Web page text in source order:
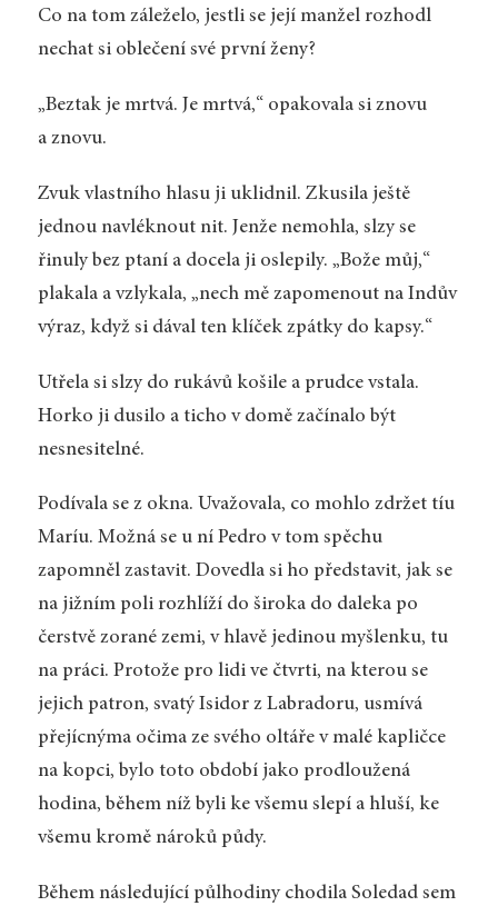
Co na tom záleželo, jestli se její manžel rozhodl
nechat si oblečení své první ženy?
„Beztak je mrtvá. Je mrtvá,“ opakovala si znovu
a znovu.
Zvuk vlastního hlasu ji uklidnil. Zkusila ještě
jednou navléknout nit. Jenže nemohla, slzy se
řinuly bez ptaní a docela ji oslepily. „Bože můj,“
plakala a vzlykala, „nech mě zapomenout na Indův
výraz, když si dával ten klíček zpátky do kapsy.“
Utřela si slzy do rukávů košile a prudce vstala.
Horko ji dusilo a ticho v domě začínalo být
nesnesitelné.
Podívala se z okna. Uvažovala, co mohlo zdržet tíu
Maríu. Možná se u ní Pedro v tom spěchu
zapomněl zastavit. Dovedla si ho představit, jak se
na jižním poli rozhlíží do široka do daleka po
čerstvě zorané zemi, v hlavě jedinou myšlenku, tu
na práci. Protože pro lidi ve čtvrti, na kterou se
jejich patron, svatý Isidor z Labradoru, usmívá
přejícnýma očima ze svého oltáře v malé kapličce
na kopci, bylo toto období jako prodloužená
hodina, během níž byli ke všemu slepí a hluší, ke
všemu kromě nároků půdy.
Během následující půlhodiny chodila Soledad sem